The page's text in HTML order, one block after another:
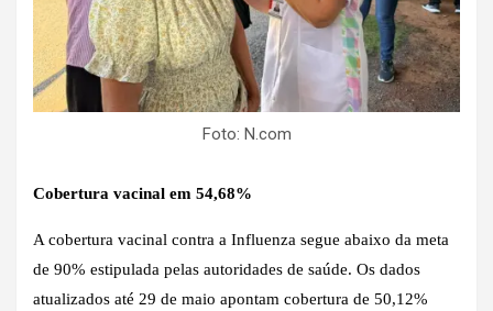
Foto: N.com
Cobertura vacinal em 54,68%
A cobertura vacinal contra a Influenza segue abaixo da meta
de 90% estipulada pelas autoridades de saúde. Os dados
atualizados até 29 de maio apontam cobertura de 50,12%